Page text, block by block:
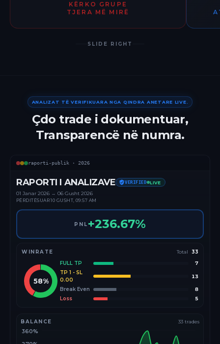
KËRKO GRUPE
TJERA MË MIRË
SLIDE RIGHT
ANALIZAT TË VERIFIKUARA NGA QINDRA ANETARE LIVE.
Çdo trade i dokumentuar,
Transparencë në numra.
raporti-publik · 2026
RAPORTI I ANALIZAVE VERIFIED LIVE
01 Janar 2026 → 06 Gusht 2026
PËRDITËSUAR10 GUSHT, 09:57 AM
PNL +236.67%
WINRATE Total 33
58%
FULL TP
7
TP 1 - SL
0.00
13
Break Even
8
Loss
5
BALANCE 33 trades
360%